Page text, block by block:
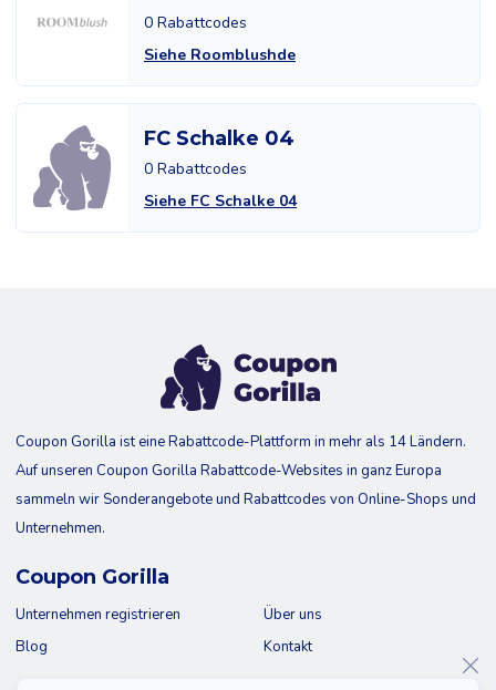
0 Rabattcodes
Siehe Roomblushde
FC Schalke 04
0 Rabattcodes
Siehe FC Schalke 04
Coupon Gorilla ist eine Rabattcode-Plattform in mehr als 14 Ländern.
Auf unseren Coupon Gorilla Rabattcode-Websites in ganz Europa
sammeln wir Sonderangebote und Rabattcodes von Online-Shops und
Unternehmen.
Coupon Gorilla
Unternehmen registrieren
Blog
Über uns
Kontakt